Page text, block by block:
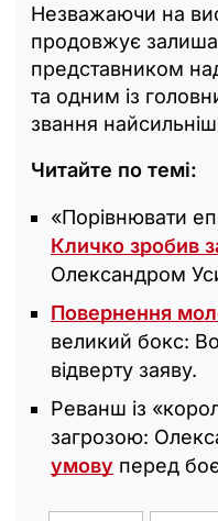
Незважаючи на
продовжує
представником
та одним із
звання
Читайте по темі:
«‎Порівнювати
Кличко зробив
Олександром
Повернення
великий бокс:
відверту заяву.
Реванш із
загрозою:
умову перед